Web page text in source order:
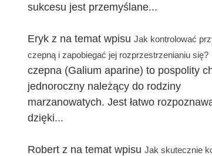
sukcesu jest przemyślane...
Eryk z na temat wpisuJak kontrolować
czepną i zapobiegać jej rozprzestrzenianiu się?
czepna (Galium aparine) to pospolity
jednoroczny należący do rodziny
marzanowatych. Jest łatwo
dzięki...
Robert z na temat wpisuJak skutecznie